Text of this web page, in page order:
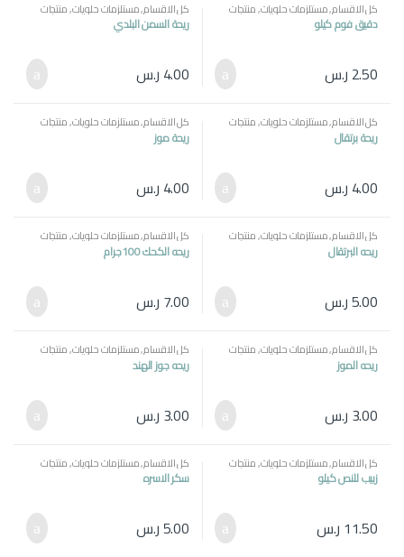
كل الاقسام,مستلزمات حلويات,منتجات
مصرية
دقيق فوم كيلو
2.50 ر.س
كل الاقسام,مستلزمات حلويات,منتجات
مصرية
ريحة السمن البلدي
4.00 ر.س
كل الاقسام,مستلزمات حلويات,منتجات
مصرية
ريحة برتقال
4.00 ر.س
كل الاقسام,مستلزمات حلويات,منتجات
مصرية
ريحة موز
4.00 ر.س
كل الاقسام,مستلزمات حلويات,منتجات
مصرية
ريحه البرتقال
5.00ر.س
كل الاقسام,مستلزمات حلويات,منتجات
مصرية,ياميش \ منتجات رمضانريحه الكحك 100جرام
7.00 ر.س
كل الاقسام,مستلزمات حلويات,منتجات
مصرية,ياميش \ منتجات رمضانريحه الموز
3.00 ر.س
كل الاقسام,مستلزمات حلويات,منتجات
مصرية,ياميش \ منتجات رمضانريحه جوز الهند
3.00 ر.س
كل الاقسام,مستلزمات حلويات,منتجات
مصرية
زبيب للنص كيلو
11.50 ر.س
كل الاقسام,مستلزمات حلويات,منتجات
مصرية
سكر الاسره
5.00ر.س